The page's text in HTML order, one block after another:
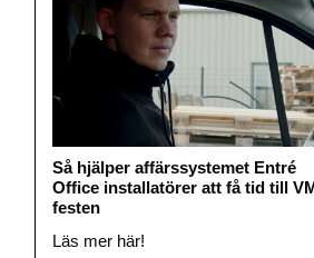
Så hjälper affärssystemet Entré
Office installatörer att få tid till
festen
Läs mer här!